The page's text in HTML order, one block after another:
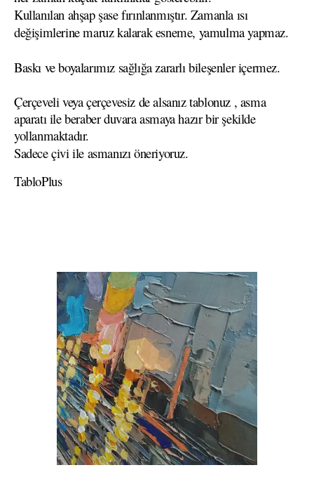
Kullanılan ahşap şase fırınlanmıştır. Zamanla ısı
değişimlerine maruz kalarak esneme, yamulma yapmaz.
Baskı ve boyalarımız sağlığa zararlı bileşenler içermez.
Çerçeveli veya çerçevesiz de alsanız tablonuz , asma
aparatı ile beraber duvara asmaya hazır bir şekilde
yollanmaktadır.
Sadece çivi ile asmanızı öneriyoruz.
TabloPlus